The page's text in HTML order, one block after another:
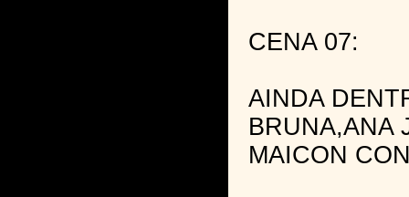
CENA 07:
AINDA
BRUNA,ANA
MAICON